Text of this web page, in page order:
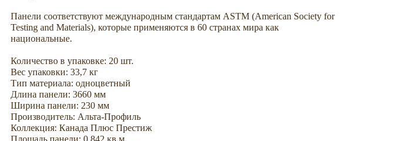
Панели соответствуют международным стандартам ASTM (American Society for
Testing and Materials), которые применяются в 60 странах мира как
национальные.
Количество в упаковке: 20 шт.
Вес упаковки: 33,7 кг
Тип материала: одноцветный
Длина панели: 3660 мм
Ширина панели: 230 мм
Производитель: Альта-Профиль
Коллекция: Канада Плюс Престиж